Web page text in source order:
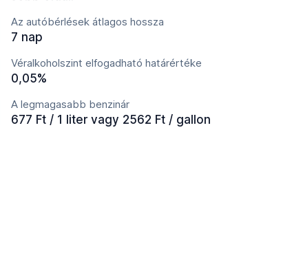
Az autóbérlések átlagos hossza
7 nap
Véralkoholszint elfogadható határértéke
0,05%
A legmagasabb benzinár
677 Ft / 1 liter vagy 2562 Ft / gallon